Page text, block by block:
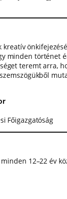
kreatív
minden történet
teremt arra,
Főigazgatóság
12–22 év